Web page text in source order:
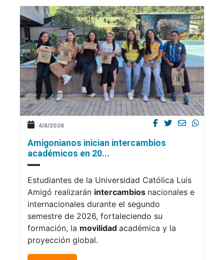
4/8/2026
Amigonianos inician intercambios
académicos en 20...
Estudiantes de la Universidad Católica Luis
Amigó realizarán intercambios nacionales e
internacionales durante el segundo
semestre de 2026, fortaleciendo su
formación, la movilidad académica y la
proyección global.